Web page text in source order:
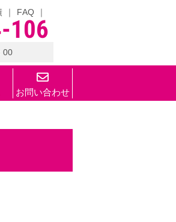
FAQ
106
00
お問い合わせ